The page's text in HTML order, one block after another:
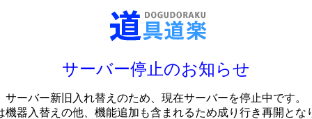
サーバー停止のお知らせ
サーバー新旧入れ替えのため、現在サーバーを停止中です。
機器入替えの他、機能追加も含まれるため成り行き再開とな